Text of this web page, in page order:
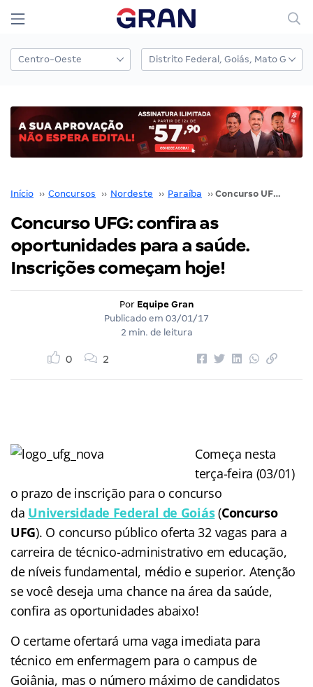
Início ›› Concursos ›› Nordeste ›› Paraíba ›› Concurso UFG: confira as oportunidades para a saúde. Inscrições começam hoje!
Concurso UFG: confira as
oportunidades para a saúde.
Inscrições começam hoje!
Por Equipe Gran
Publicado em 03/01/17
2 min. de leitura
0 2
Começa nesta
terça-feira (03/01)
o prazo de inscrição para o concurso
da Universidade Federal de Goiás(Concurso
UFG). O concurso público oferta 32 vagas para a
carreira de técnico-administrativo em educação,
de níveis fundamental, médio e superior. Atenção
se você deseja uma chance na área da saúde,
confira as oportunidades abaixo!
O certame ofertará uma vaga imediata para
técnico em enfermagem para o campus de
Goiânia, mas o número máximo de candidatos